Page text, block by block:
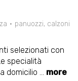
panuozzi, calzoni
selezionati con
specialità
domicilio ... more